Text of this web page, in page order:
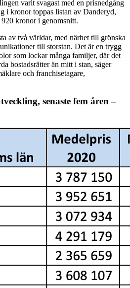
varit svagast med en prisnedgång
i kronor toppas listan av Danderyd,
kronor i genomsnitt.
av två världar, med närhet till grönska
till storstan. Det är en trygg
som lockar många familjer, där det
bostadsrätter än mitt i stan, säger
och franchisetagare,
senaste fem åren –